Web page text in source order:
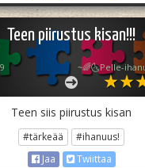
Teen piirustus kisan!!!
~🌈🌜Pelle-
Teen siis piirustus kisan
#tärkeää
#ihanuus!
Jaa
Twiittaa